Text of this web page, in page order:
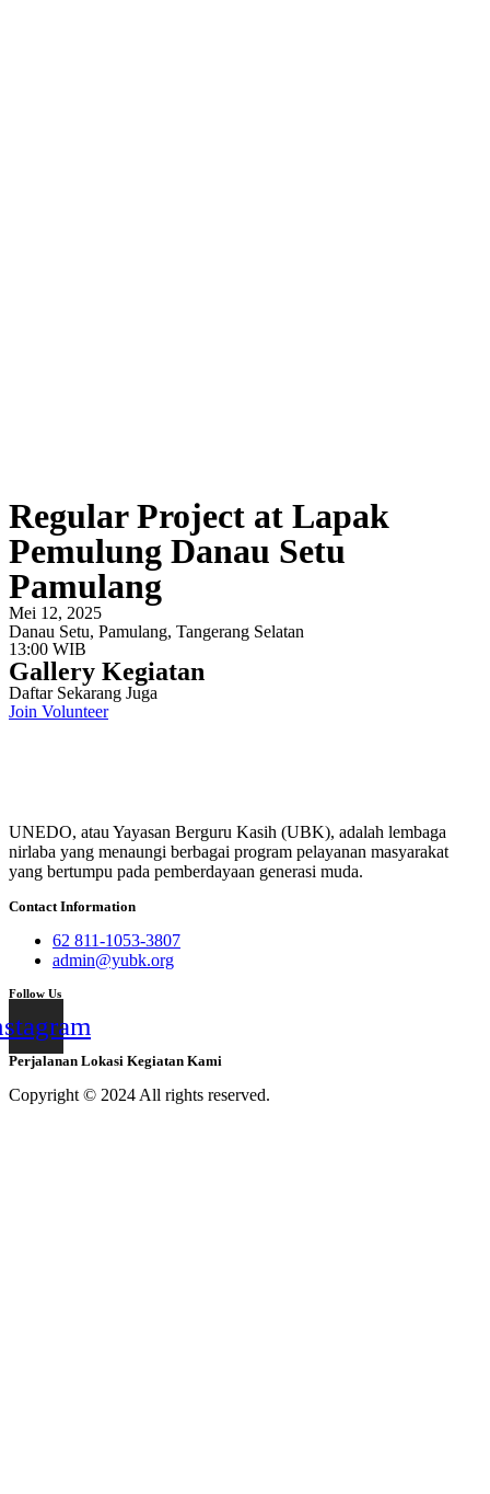
Regular Project at Lapak
Pemulung Danau Setu
Pamulang
Mei 12, 2025
Danau Setu, Pamulang, Tangerang Selatan
13:00 WIB
Gallery Kegiatan
Daftar Sekarang Juga
Join Volunteer
UNEDO, atau Yayasan Berguru Kasih (UBK), adalah lembaga
nirlaba yang menaungi berbagai program pelayanan masyarakat
yang bertumpu pada pemberdayaan generasi muda.
Contact Information
62 811-1053-3807
admin@yubk.org
Follow Us
Perjalanan Lokasi Kegiatan Kami
Copyright © 2024 All rights reserved.